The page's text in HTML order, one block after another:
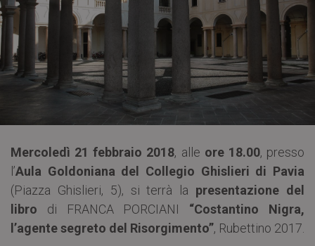
Mercoledì 21 febbraio 2018, alle ore 18.00, presso
l’Aula Goldoniana del Collegio Ghislieri di Pavia
(Piazza Ghislieri, 5), si terrà la presentazione del
libro di FRANCA PORCIANI “Costantino Nigra,
l’agente segreto del Risorgimento”, Rubettino 2017.